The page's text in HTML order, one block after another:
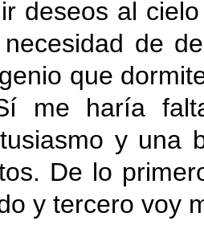
deseos al
de
que
me haría
y una
De lo
y tercero voy